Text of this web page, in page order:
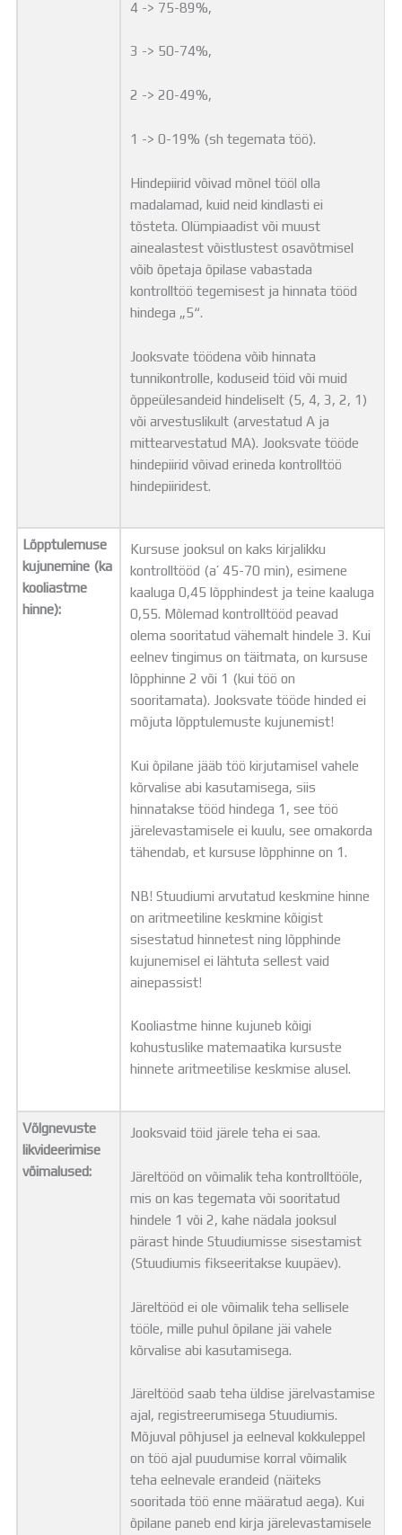
4 -> 75-89%,
3 -> 50-74%,
2 -> 20-49%,
1 -> 0-19% (sh tegemata töö).
Hindepiirid võivad mõnel tööl olla
madalamad, kuid neid kindlasti ei
tõsteta. Olümpiaadist või muust
ainealastest võistlustest osavõtmisel
võib õpetaja õpilase vabastada
kontrolltöö tegemisest ja hinnata tööd
hindega „5“.
Jooksvate töödena võib hinnata
tunnikontrolle, koduseid töid või muid
õppeülesandeid hindeliselt (5, 4, 3, 2, 1)
või arvestuslikult (arvestatud A ja
mittearvestatud MA). Jooksvate tööde
hindepiirid võivad erineda kontrolltöö
hindepiiridest.
Lõpptulemuse
kujunemine (ka
kooliastme
hinne):
Kursuse jooksul on kaks kirjalikku
kontrolltööd (a’ 45-70 min), esimene
kaaluga 0,45 lõpphindest ja teine kaaluga
0,55. Mõlemad kontrolltööd peavad
olema sooritatud vähemalt hindele 3. Kui
eelnev tingimus on täitmata, on kursuse
lõpphinne 2 või 1 (kui töö on
sooritamata). Jooksvate tööde hinded ei
mõjuta lõpptulemuste kujunemist!
Kui õpilane jääb töö kirjutamisel vahele
kõrvalise abi kasutamisega, siis
hinnatakse tööd hindega 1, see töö
järelevastamisele ei kuulu, see omakorda
tähendab, et kursuse lõpphinne on 1.
NB! Stuudiumi arvutatud keskmine hinne
on aritmeetiline keskmine kõigist
sisestatud hinnetest ning lõpphinde
kujunemisel ei lähtuta sellest vaid
ainepassist!
Kooliastme hinne kujuneb kõigi
kohustuslike matemaatika kursuste
hinnete aritmeetilise keskmise alusel.
Võlgnevuste
likvideerimise
võimalused:
Jooksvaid töid järele teha ei saa.
Järeltööd on võimalik teha kontrolltööle,
mis on kas tegemata või sooritatud
hindele 1 või 2, kahe nädala jooksul
pärast hinde Stuudiumisse sisestamist
(Stuudiumis fikseeritakse kuupäev).
Järeltööd ei ole võimalik teha sellisele
tööle, mille puhul õpilane jäi vahele
kõrvalise abi kasutamisega.
Järeltööd saab teha üldise järelvastamise
ajal, registreerumisega Stuudiumis.
Mõjuval põhjusel ja eelneval kokkuleppel
on töö ajal puudumise korral võimalik
teha eelnevale erandeid (näiteks
sooritada töö enne määratud aega). Kui
õpilane paneb end kirja järelevastamisele